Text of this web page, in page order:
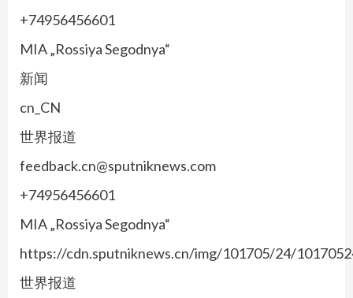
+74956456601
MIA „Rossiya Segodnya“
新闻
cn_CN
世界报道
feedback.cn@sputniknews.com
+74956456601
MIA „Rossiya Segodnya“
https://cdn.sputniknews.cn/img/101705/24/
世界报道